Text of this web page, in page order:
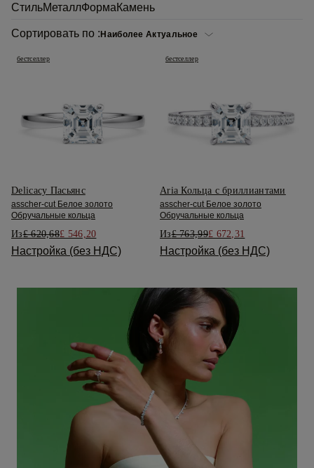
СтильМеталлФормаКамень
Сортировать по :
бестселлер
Delicacy Пасьянс
asscher-cut Белое золото
Обручальные кольца
Из£ 620,68£ 546,20
Настройка (без НДС)
бестселлер
Aria Кольца с бриллиантами
asscher-cut Белое золото
Обручальные кольца
Из£ 763,99£ 672,31
Настройка (без НДС)